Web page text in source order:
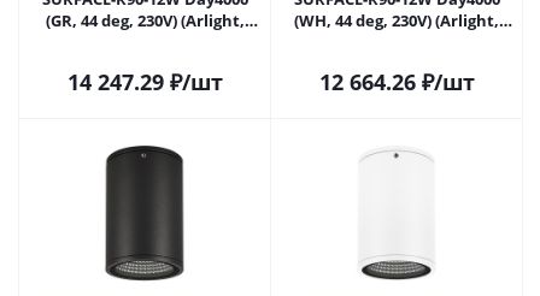
(GR, 44 deg, 230V) (Arlight,
14 247.29₽/шт
(WH, 44 deg, 230V) (Arlight,
12 664.26₽/шт